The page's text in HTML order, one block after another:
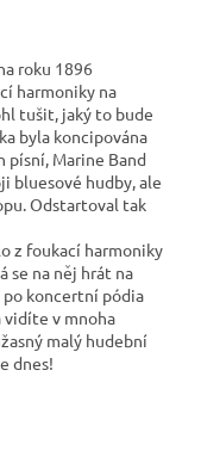
roku 1896
harmoniky na
tušit, jaký to bude
byla koncipována
písní, Marine Band
bluesové hudby, ale
Odstartoval tak
z foukací harmoniky
se na něj hrát na
koncertní pódia
vidíte v mnoha
malý hudební
dnes!